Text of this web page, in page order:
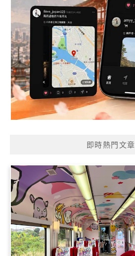
即時熱門文章